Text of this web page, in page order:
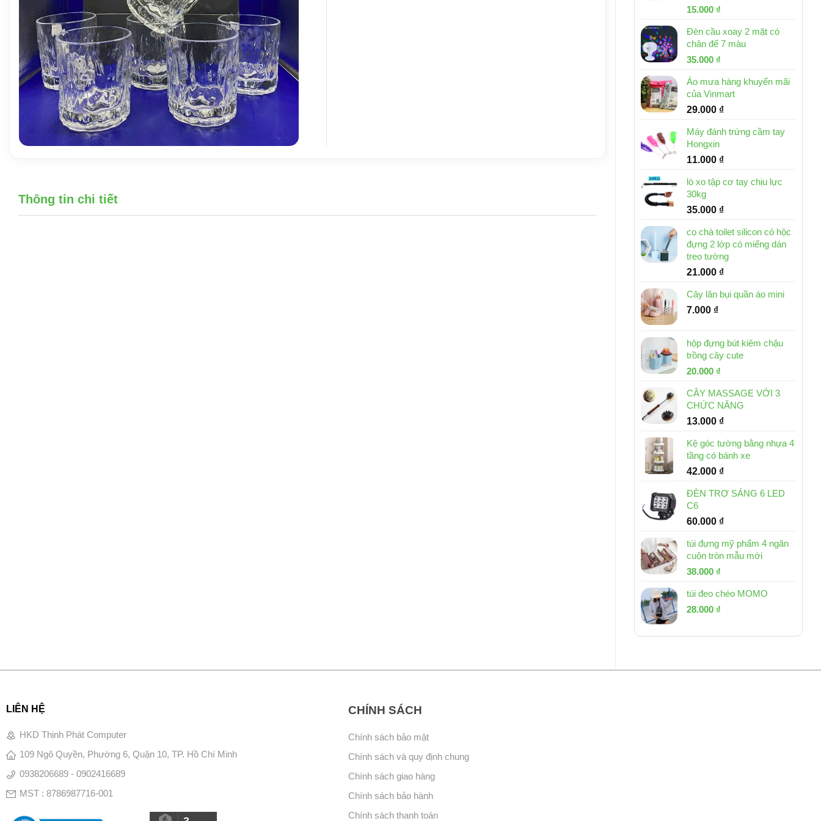
Giá
là:
32.000 ₫.
15.000 ₫
tại
là:
Đèn cầu xoay 2 mặt có
chân đế 7 màu
Giá
là:
46.000 ₫.
35.000 ₫
tại
là:
35.000 ₫.
Áo mưa hàng khuyến mãi
của Vinmart
29.000 ₫
Máy đánh trứng cầm tay
Hongxin
11.000 ₫
lò xo tập cơ tay chịu lực
30kg
35.000 ₫
cọ chà toilet silicon có hộc
đựng 2 lớp có miếng dán
treo tường
21.000 ₫
Cây lăn bụi quần áo mini
7.000 ₫
hộp đựng bút kiêm chậu
trồng cây cute
Giá
là:
30.000 ₫.
20.000 ₫
tại
là:
20.000 ₫.
CÂY MASSAGE VỚI 3
CHỨC NĂNG
13.000 ₫
Kệ góc tường bằng nhựa 4
tầng có bánh xe
42.000 ₫
ĐÈN TRỢ SÁNG 6 LED
C6
60.000 ₫
túi đựng mỹ phẩm 4 ngăn
cuộn tròn mẫu mới
Giá
là:
53.000 ₫.
38.000 ₫
tại
túi đeo chéo MOMO
Giá
là:
28.000 ₫
tại
Thông tin chi tiết
LIÊN HỆ
HKD Thịnh Phát Computer
109 Ngô Quyền, Phường 6, Quận 10, TP. Hồ Chí Minh
0938206689 - 0902416689
MST : 8786987716-001
CHÍNH SÁCH
Chính sách bảo mật
Chính sách và quy định chung
Chính sách giao hàng
Chính sách bảo hành
Chính sách thanh toán